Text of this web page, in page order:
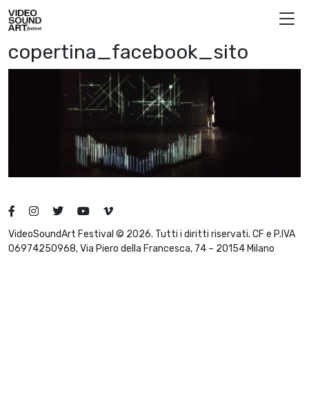
Skip to content
Video Sound Art
copertina_facebook_sito
VideoSoundArt Festival © 2026. Tutti i diritti riservati. CF e P.IVA
06974250968, Via Piero della Francesca, 74 – 20154 Milano